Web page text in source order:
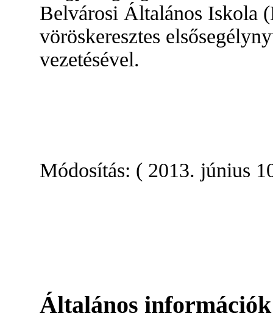
Belvárosi Általános Iskola
vöröskeresztes
vezetésével.
Módosítás: ( 2013. június
Általános információk